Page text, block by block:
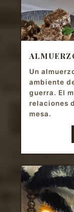
Un
ambiente
guerra. El
relaciones
mesa.